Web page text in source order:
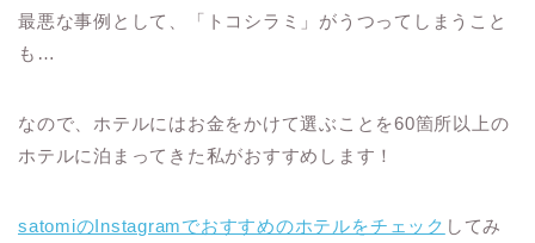
最悪な事例として、「トコシラミ」がうつってしまうこと
も…
なので、ホテルにはお金をかけて選ぶことを60箇所以上の
ホテルに泊まってきた私がおすすめします！
satomiのInstagramでおすすめのホテルをチェック してみ